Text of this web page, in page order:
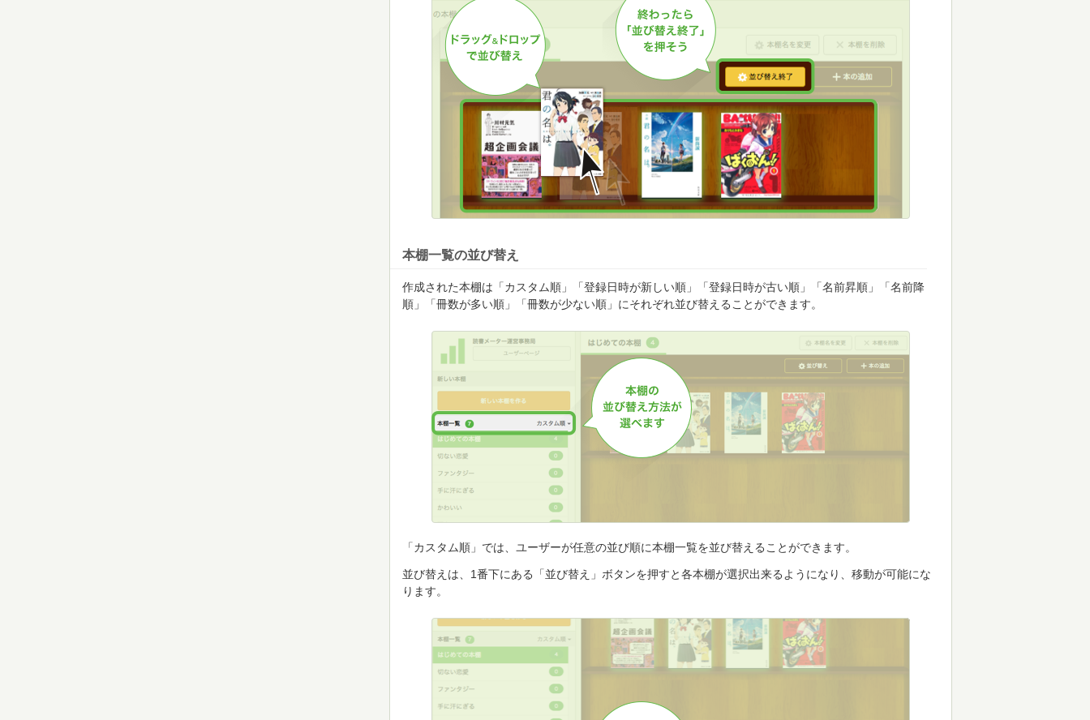
本棚一覧の並び替え
作成された本棚は「カスタム順」「登録日時が新しい順」「登録日時が古い順」「名前昇順」「名前降
順」「冊数が多い順」「冊数が少ない順」にそれぞれ並び替えることができます。
「カスタム順」では、ユーザーが任意の並び順に本棚一覧を並び替えることができます。
並び替えは、1番下にある「並び替え」ボタンを押すと各本棚が選択出来るようになり、移動が可能にな
ります。